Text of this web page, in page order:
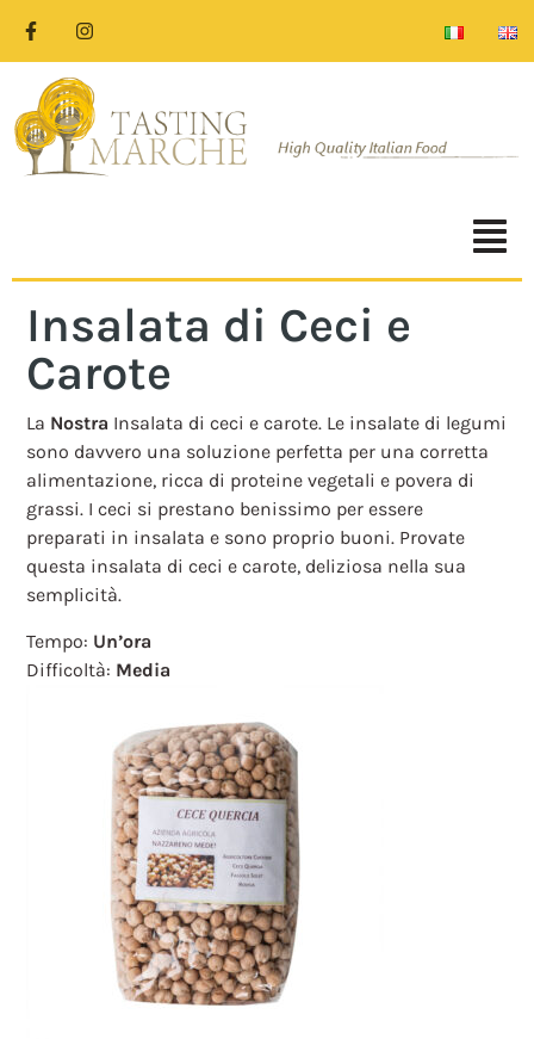
Insalata di Ceci e
Carote
La Nostra Insalata di ceci e carote. Le insalate di legumi
sono davvero una soluzione perfetta per una corretta
alimentazione, ricca di proteine vegetali e povera di
grassi. I ceci si prestano benissimo per essere
preparati in insalata e sono proprio buoni. Provate
questa insalata di ceci e carote, deliziosa nella sua
semplicità.
Tempo: Un’ora
Difficoltà: Media